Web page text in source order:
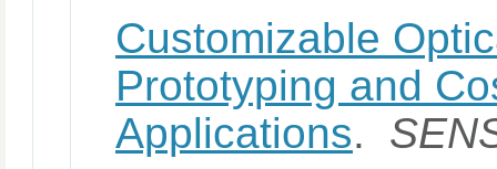
Customizable
Prototyping and
Applications.